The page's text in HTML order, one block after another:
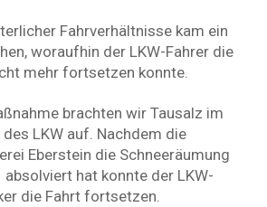
Fahrverhältnisse kam ein
woraufhin der LKW-Fahrer die
mehr fortsetzen konnte.
brachten wir Tausalz im
des LKW auf. Nachdem die
Eberstein die Schneeräumung
absolviert hat konnte der LKW-
die Fahrt fortsetzen.